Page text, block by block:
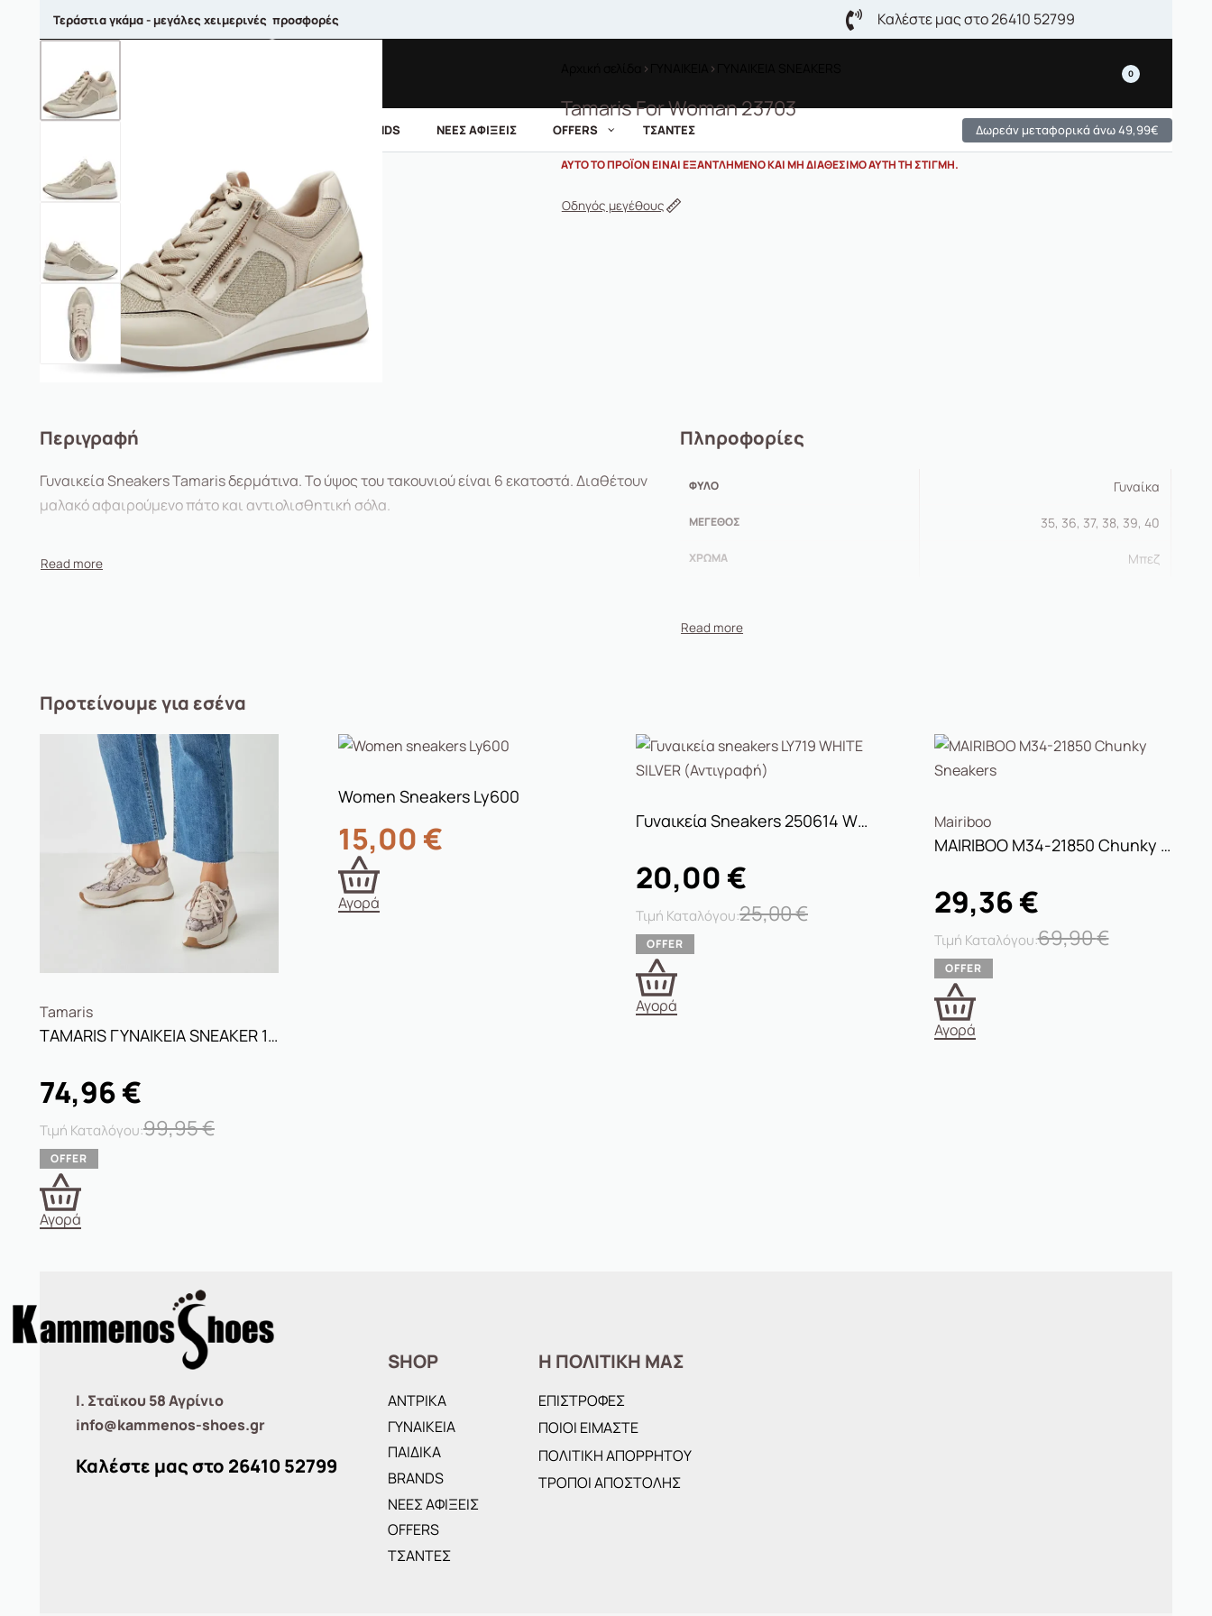
Τεράστια γκάμα - μεγάλες χειμερινές προσφορές Καλέστε μας στο 26410 52799
0
BRANDS ΝΕΕΣ ΑΦΙΞΕΙΣ OFFERS ΤΣΑΝΤΕΣ Δωρεάν μεταφορικά άνω 49,99€
› ›
Tamaris For Woman 23703
ΑΥΤΌ ΤΟ ΠΡΟΪΌΝ ΕΊΝΑΙ ΕΞΑΝΤΛΗΜΈΝΟ ΚΑΙ ΜΗ ΔΙΑΘΈΣΙΜΟ ΑΥΤΉ ΤΗ ΣΤΙΓΜΉ.
Οδηγός μεγέθους
Περιγραφή
Γυναικεία Sneakers Tamaris δερμάτινα. Το ύψος του τακουνιού είναι 6 εκατοστά. Διαθέτουν
μαλακό αφαιρούμενο πάτο και αντιολισθητική σόλα.
Πληροφορίες
ΦΎΛΟ Γυναίκα
ΜΈΓΕΘΟΣ 35, 36, 37, 38, 39, 40
ΧΡΏΜΑ Μπεζ
Προτείνουμε για εσένα
Tamaris
TAMARIS ΓΥΝΑΙΚΕΙΑ SNEAKER 1-23718-46 483 BEIGE SNAKE
99,95€
74,96€
Αγορά
Women Sneakers Ly600
15,00 €
Αγορά
Γυναικεία Sneakers 250614 WHITE
25,00€
20,00 €
Αγορά
Mairiboo
MAIRIBOO M34-21850 Chunky Sneakers
69,90€
29,36€
Αγορά
Ι. Σταϊκου 58 Αγρίνιο
info@kammenos-shoes.gr
Καλέστε μας στο 26410 52799
SHOP
ΑΝΤΡΙΚΑ
ΓΥΝΑΙΚΕΙΑ
ΠΑΙΔΙΚΑ
BRANDS
ΝΕΕΣ ΑΦΙΞΕΙΣ
OFFERS
ΤΣΑΝΤΕΣ
Η ΠΟΛΙΤΙΚΗ ΜΑΣ
ΕΠΙΣΤΡΟΦΕΣ
ΠΟΙΟΙ ΕΙΜΑΣΤΕ
ΠΟΛΙΤΙΚΗ ΑΠΟΡΡΗΤΟΥ
ΤΡΟΠΟΙ ΑΠΟΣΤΟΛΗΣ